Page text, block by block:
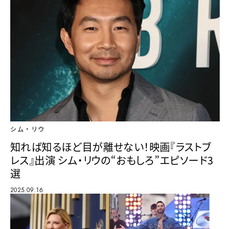
シム・リウ
知れば知るほど目が離せない！映画『ラストブ
レス』出演 シム・リウの“おもしろ”エピソード3
選
2025.09.16